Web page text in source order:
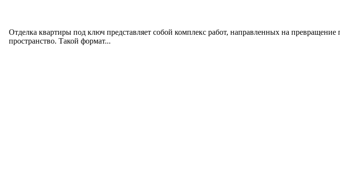
Отделка квартиры под ключ представляет собой комплекс работ, направленных на
пространство. Такой формат...